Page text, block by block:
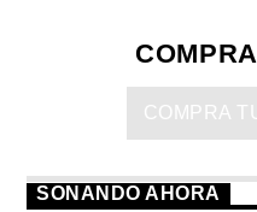
COMPRA
SONANDO AHORA